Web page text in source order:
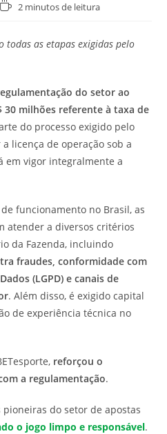
Tempo2 minutos de leitura
todas as etapas exigidas pelo
do setor ao
30 milhões referente à taxa de
do processo exigido pelo
licença de operação sob a
em vigor integralmente a
funcionamento no Brasil, as
atender a diversos critérios
da Fazenda, incluindo
fraudes, conformidade com
(LGPD) e canais de
. Além disso, é exigido capital
de experiência técnica no
reforçou o
a regulamentação.
pioneiras do setor de apostas
o jogo limpo e responsável.